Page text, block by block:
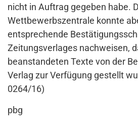
nicht in Auftrag gegeben habe.
Wettbewerbszentrale konnte
entsprechende
Zeitungsverlages nachweisen,
beanstandeten Texte von der
Verlag zur Verfügung gestellt
0264/16)
pbg